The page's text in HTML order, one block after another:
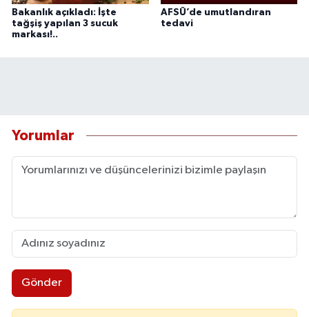
Bakanlık açıkladı: İşte
tağşiş yapılan 3 sucuk
markası!..
AFSÜ’de umutlandıran
tedavi
Yorumlar
Gönder